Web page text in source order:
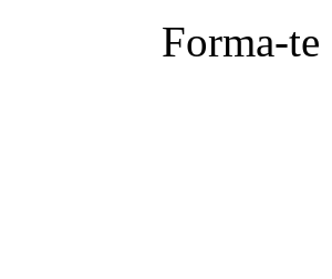
Forma-